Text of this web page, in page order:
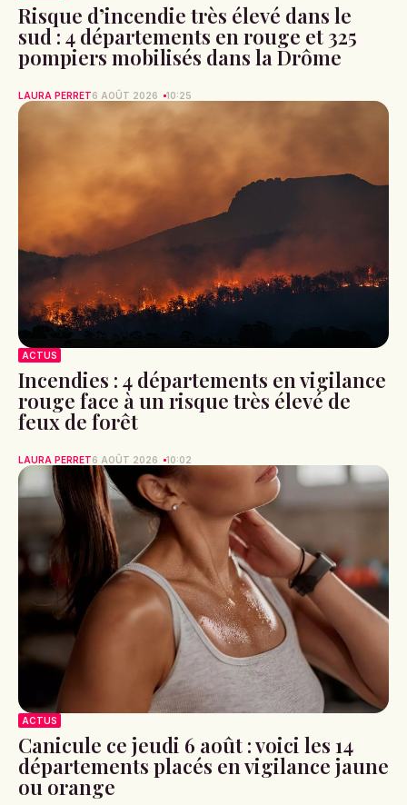
Risque d’incendie très élevé dans le
sud : 4 départements en rouge et 325
pompiers mobilisés dans la Drôme
LAURA PERRET6 AOÛT 2026 10:25
ACTUS
Incendies : 4 départements en vigilance
rouge face à un risque très élevé de
feux de forêt
LAURA PERRET6 AOÛT 2026 10:02
ACTUS
Canicule ce jeudi 6 août : voici les 14
départements placés en vigilance jaune
ou orange